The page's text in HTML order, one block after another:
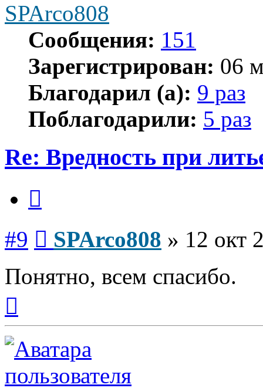
SPArco808
Сообщения: 151
Зарегистрирован: 06
Благодарил (а): 9 раз
Поблагодарили: 5 раз
Re: Вредность при
#9 SPArco808 » 12 окт
Понятно, всем спасибо.
началу